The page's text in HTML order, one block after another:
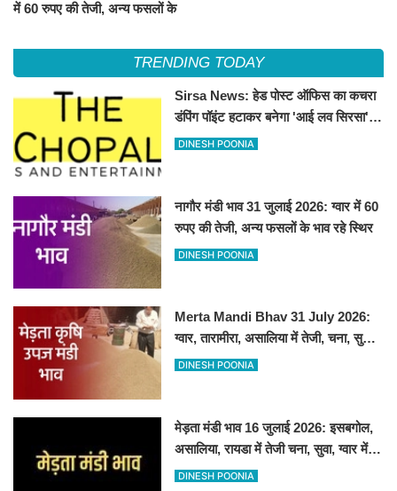
में 60 रुपए की तेजी, अन्य फसलों के
TRENDING TODAY
Sirsa News: हेड पोस्ट ऑफिस का कचरा
डंपिंग पॉइंट हटाकर बनेगा 'आई लव सिरसा'
सेल्फी पॉइंट
DINESH POONIA
नागौर मंडी भाव 31 जुलाई 2026: ग्वार में 60
रुपए की तेजी, अन्य फसलों के भाव रहे स्थिर
DINESH POONIA
Merta Mandi Bhav 31 July 2026:
ग्वार, तारामीरा, असालिया में तेजी, चना, सुवा,
रायड़ा मंदे बिके
DINESH POONIA
मेड़ता मंडी भाव 16 जुलाई 2026: इसबगोल,
असालिया, रायडा में तेजी चना, सुवा, ग्वार में
आई गिरावट
DINESH POONIA